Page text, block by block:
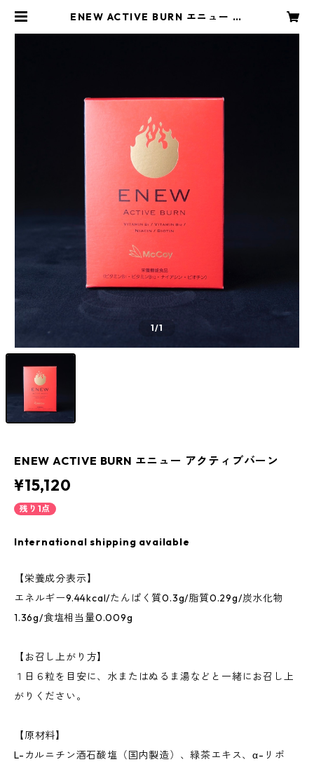
ENEW ACTIVE BURN エニュー ア
1/1
ENEW ACTIVE BURN エニュー アクティブバーン
¥15,120
残り1点
International shipping available
【栄養成分表示】
エネルギー9.44kcal/たんぱく質0.3g/脂質0.29g/炭水化物
1.36g/食塩相当量0.009g
【お召し上がり方】
１日６粒を目安に、水またはぬるま湯などと一緒にお召し上
がりください。
【原材料】
L-カルニチン酒石酸塩（国内製造）、緑茶エキス、α-リポ